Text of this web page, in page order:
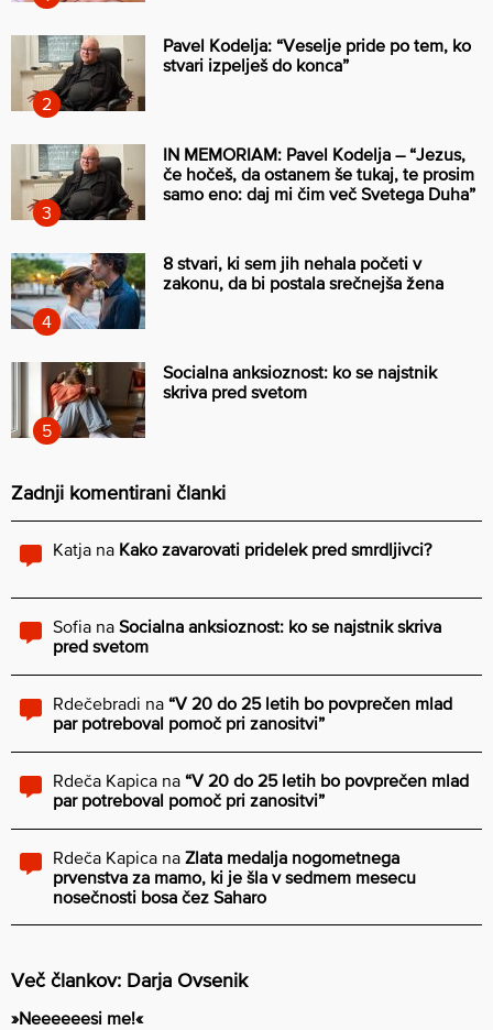
Pavel Kodelja: “Veselje pride po tem, ko
stvari izpelješ do konca”
IN MEMORIAM: Pavel Kodelja – “Jezus,
če hočeš, da ostanem še tukaj, te prosim
samo eno: daj mi čim več Svetega Duha”
8 stvari, ki sem jih nehala početi v
zakonu, da bi postala srečnejša žena
Socialna anksioznost: ko se najstnik
skriva pred svetom
Zadnji komentirani članki
Katja na Kako zavarovati pridelek pred smrdljivci?
Sofia na Socialna anksioznost: ko se najstnik skriva
pred svetom
Rdečebradi na “V 20 do 25 letih bo povprečen mlad
par potreboval pomoč pri zanositvi”
Rdeča Kapica na “V 20 do 25 letih bo povprečen mlad
par potreboval pomoč pri zanositvi”
Rdeča Kapica na Zlata medalja nogometnega
prvenstva za mamo, ki je šla v sedmem mesecu
nosečnosti bosa čez Saharo
Več člankov: Darja Ovsenik
»Neeeeeesi me!«